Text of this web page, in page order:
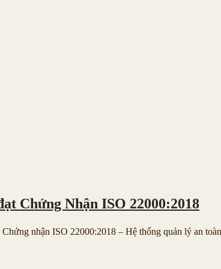
Chứng Nhận ISO 22000:2018
nhận ISO 22000:2018 – Hệ thống quản lý an